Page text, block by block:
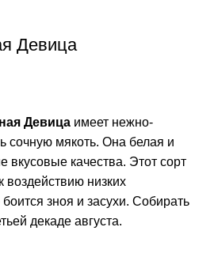
Девица
Девица имеет нежно-
сочную мякоть. Она белая и
вкусовые качества. Этот сорт
воздействию низких
зноя и засухи. Собирать
декаде августа.